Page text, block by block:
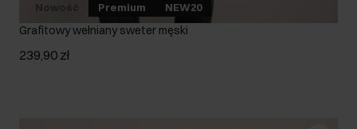
Premium NEW20
Grafitowy wełniany sweter męski
239,90 zł